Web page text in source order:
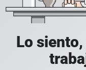
Lo